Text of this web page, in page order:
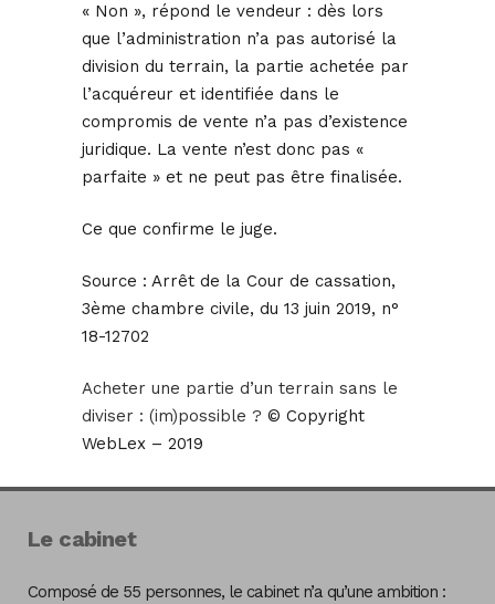
« Non », répond le vendeur : dès lors
que l’administration n’a pas autorisé la
division du terrain, la partie achetée par
l’acquéreur et identifiée dans le
compromis de vente n’a pas d’existence
juridique. La vente n’est donc pas «
parfaite » et ne peut pas être finalisée.
Ce que confirme le juge.
Source : Arrêt de la Cour de cassation,
3ème chambre civile, du 13 juin 2019, n°
18-12702
Acheter une partie d’un terrain sans le
diviser : (im)possible ? © Copyright
WebLex – 2019
Le cabinet
Composé de 55 personnes, le cabinet n’a qu’une ambition :